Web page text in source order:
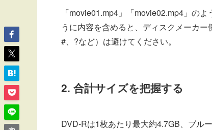
「movie01.mp4」「movie02.mp4」の
うに内容を含めると、ディスクメーカ
#、?など）は避けてください。
2. 合計サイズを把握する
DVD-Rは1枚あたり最大約4.7GB、ブル